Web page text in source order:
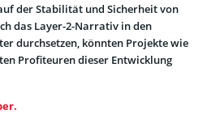
der Stabilität und Sicherheit von
das Layer-2-Narrativ in den
durchsetzen, könnten Projekte wie
Profiteuren dieser Entwicklung